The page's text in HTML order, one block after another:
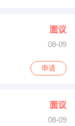
面议
08-09
申请
面议
08-09